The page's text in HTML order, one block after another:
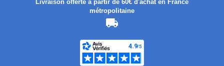
Livraison offerte à partir de 60€ d'achat en France
métropolitaine